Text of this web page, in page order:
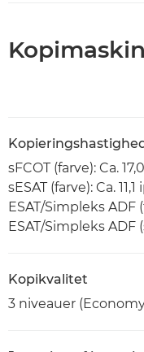
sFCOT (farve): Ca.
sESAT (farve): Ca. 11,1
ESAT/Simpleks ADF
ESAT/Simpleks ADF
Kopikvalitet
3 niveauer